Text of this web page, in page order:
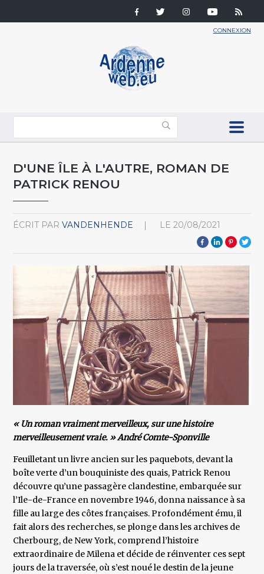
CONNEXION
D'UNE ÎLE À L'AUTRE, ROMAN DE
PATRICK RENOU
ÉCRIT PAR VANDENHENDE LE 20/08/2021
« Un roman vraiment merveilleux, sur une his­toire
merveilleusement vraie. » André Comte-Sponville
Feuilletant un livre ancien sur les paquebots, devant la
boîte verte d’un bouquiniste des quais, Patrick Renou
découvre qu’une passagère clandestine, embarquée sur
l’Ile-de-France en novembre 1946, donna naissance à sa
fille au large des côtes françaises. Profondément ému, il
fait alors des recherches, se plonge dans les archives de
Cherbourg, de New York, comprend l’histoire
extraordinaire de Milena et décide de réinventer ces sept
jours de la traversée, où s’est noué le destin de la jeune